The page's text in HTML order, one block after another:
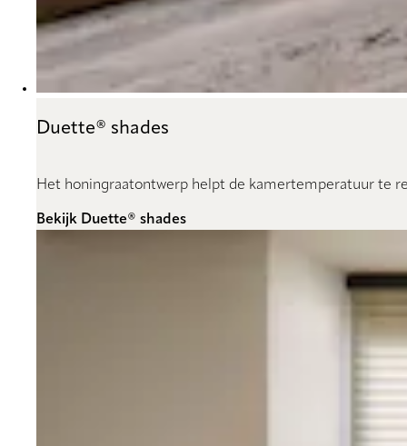
Duette® shades
Het honingraatontwerp helpt de kamertemperatuur te
Bekijk Duette® shades